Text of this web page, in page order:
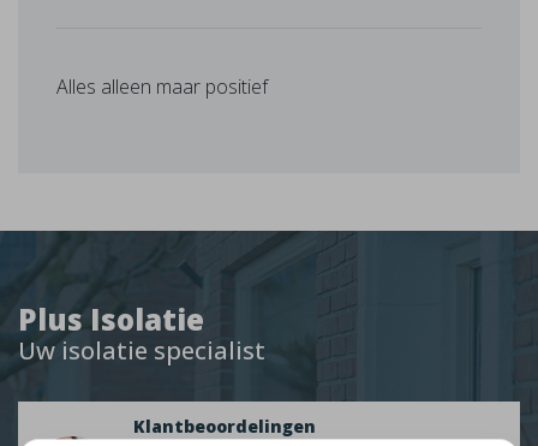
Plus Isolatie
Uw isolatie specialist
Klantbeoordelingen
Alles alleen maar positief